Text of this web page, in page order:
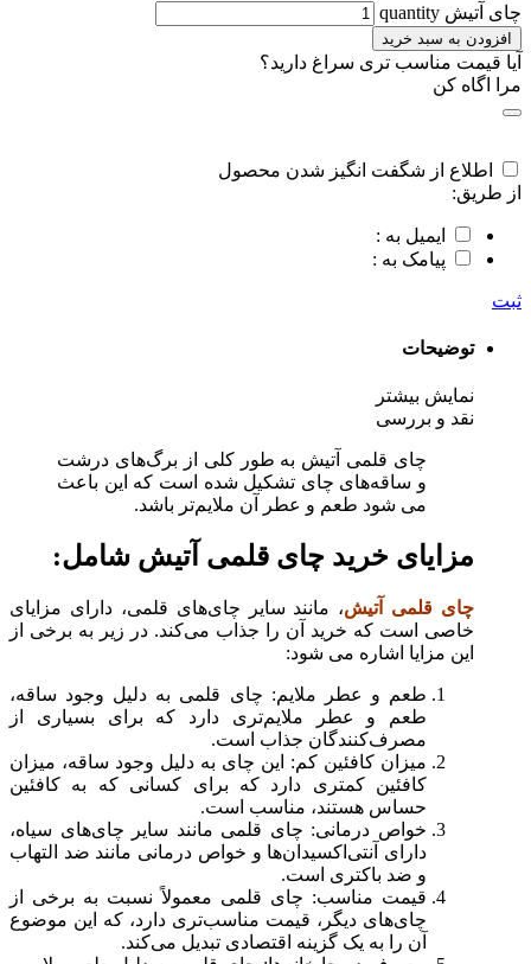
چای آتیش quantity
افزودن به سبد خرید
آیا قیمت مناسب تری سراغ دارید؟
مرا اگاه کن
اطلاع از شگفت انگیز شدن محصول
از طریق:
ایمیل به :
پیامک به :
ثبت
توضیحات
نمایش بیشتر
نقد و بررسی
چای قلمی آتیش به‌ طور کلی از برگ‌های درشت
و ساقه‌های چای تشکیل شده است که این باعث
می‌ شود طعم و عطر آن ملایم‌تر باشد.
مزایای خرید چای قلمی آتیش شامل:
چای قلمی آتیش، مانند سایر چای‌های قلمی، دارای مزایای
خاصی است که خرید آن را جذاب می‌کند. در زیر به برخی از
این مزایا اشاره می‌ شود:
طعم و عطر ملایم: چای قلمی به دلیل وجود ساقه،
طعم و عطر ملایم‌تری دارد که برای بسیاری از
مصرف‌کنندگان جذاب است.
میزان کافئین کم: این چای به دلیل وجود ساقه، میزان
کافئین کمتری دارد که برای کسانی که به کافئین
حساس هستند، مناسب است.
خواص درمانی: چای قلمی مانند سایر چای‌های سیاه،
دارای آنتی‌اکسیدان‌ها و خواص درمانی مانند ضد التهاب
و ضد باکتری است.
قیمت مناسب: چای قلمی معمولاً نسبت به برخی از
چای‌های دیگر، قیمت مناسب‌تری دارد، که این موضوع
آن را به یک گزینه اقتصادی تبدیل می‌کند.